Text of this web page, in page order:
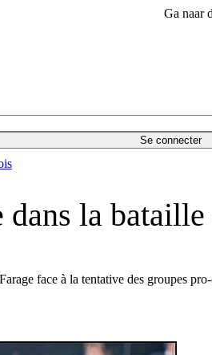
Ga naar
Se connecter
la
face à la tentative des groupes